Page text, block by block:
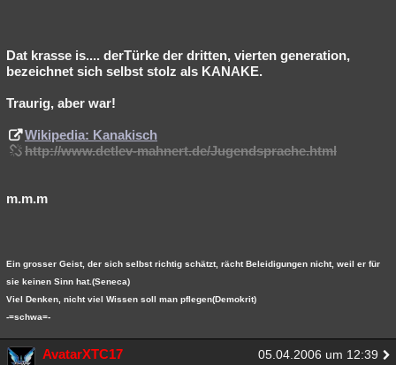
Dat krasse is.... derTürke der dritten, vierten generation,
bezeichnet sich selbst stolz als KANAKE.
Traurig, aber war!
Wikipedia: Kanakisch
http://www.detlev-mahnert.de/Jugendsprache.html
m.m.m
Ein grosser Geist, der sich selbst richtig schätzt, rächt Beleidigungen nicht, weil er für
sie keinen Sinn hat.(Seneca)
Viel Denken, nicht viel Wissen soll man pflegen(Demokrit)
-=schwa=-
AvatarXTC17 05.04.2006 um 12:39